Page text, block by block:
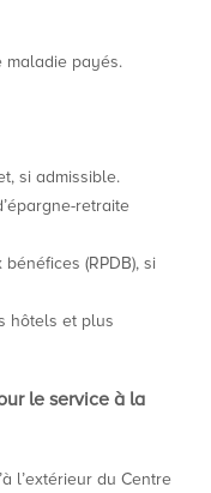
maladie payés.
si admissible.
retraite
(RPDB), si
hôtels et plus
le service à la
l’extérieur du Centre